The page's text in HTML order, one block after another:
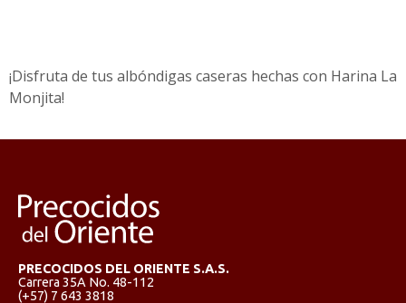
¡Disfruta de tus albóndigas caseras hechas con Harina La
Monjita!
PRECOCIDOS DEL ORIENTE S.A.S.
Carrera 35A No. 48-112
(+57) 7 643 3818